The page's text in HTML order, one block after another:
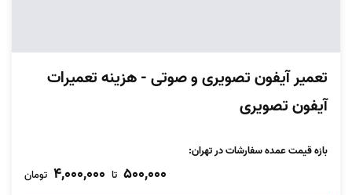
تعمیر آیفون تصویری و صوتی - هزینه تعمیرات
آیفون تصویری
بازه قیمت عمده سفارشات در تهران:
500,000 تا 4,000,000 تومان